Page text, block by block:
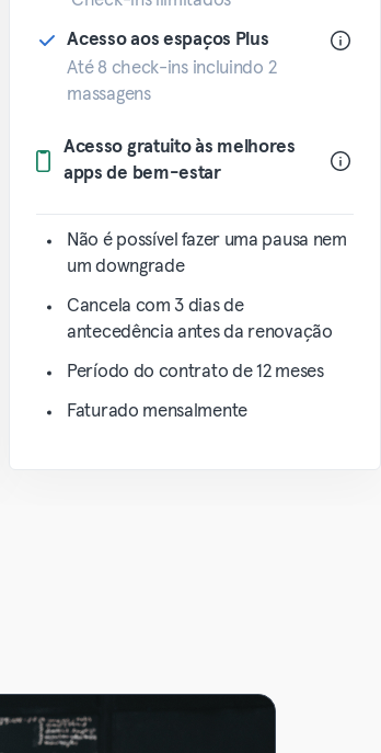
Acesso aos espaços Plus
Até 8 check-ins incluindo 2
massagens
Acesso gratuito às melhores
apps de bem-estar
Não é possível fazer uma pausa nem
um downgrade
Cancela com 3 dias de
antecedência antes da renovação
Período do contrato de 12 meses
Faturado mensalmente